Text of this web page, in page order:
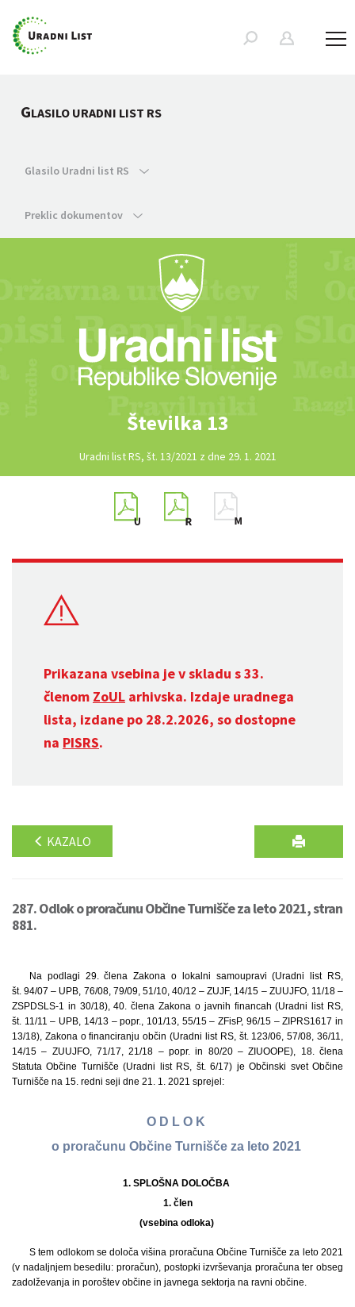
GLASILO URADNI LIST RS
Glasilo Uradni list RS
Preklic dokumentov
Številka 13
Uradni list RS, št. 13/2021 z dne 29. 1. 2021
Prikazana vsebina je v skladu s 33.
členom ZoUL arhivska. Izdaje uradnega
lista, izdane po 28.2.2026, so dostopne
na PISRS.
KAZALO
287. Odlok o proračunu Občine Turnišče za leto 2021, stran
881.
Na podlagi 29. člena Zakona o lokalni samoupravi (Uradni list RS,
št. 94/07 – UPB, 76/08, 79/09, 51/10, 40/12 – ZUJF, 14/15 – ZUUJFO, 11/18 –
ZSPDSLS-1 in 30/18), 40. člena Zakona o javnih financah (Uradni list RS,
št. 11/11 – UPB, 14/13 – popr., 101/13, 55/15 – ZFisP, 96/15 – ZIPRS1617 in
13/18), Zakona o financiranju občin (Uradni list RS, št. 123/06, 57/08, 36/11,
14/15 – ZUUJFO, 71/17, 21/18 – popr. in 80/20 – ZIUOOPE), 18. člena
Statuta Občine Turnišče (Uradni list RS, št. 6/17) je Občinski svet Občine
Turnišče na 15. redni seji dne 21. 1. 2021 sprejel:
O D L O K
o proračunu Občine Turnišče za leto 2021
1. SPLOŠNA DOLOČBA
1. člen
(vsebina odloka)
S tem odlokom se določa višina proračuna Občine Turnišče za leto 2021
(v nadaljnjem besedilu: proračun), postopki izvrševanja proračuna ter obseg
zadolževanja in poroštev občine in javnega sektorja na ravni občine.